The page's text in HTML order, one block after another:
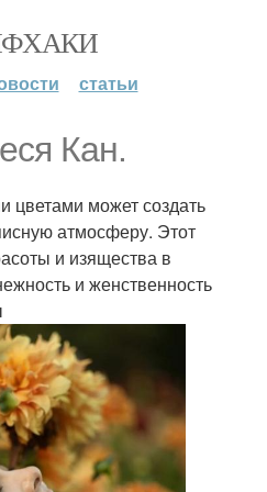
статьи
Кан.
цветами может создать
атмосферу. Этот
и изящества в
и женственность